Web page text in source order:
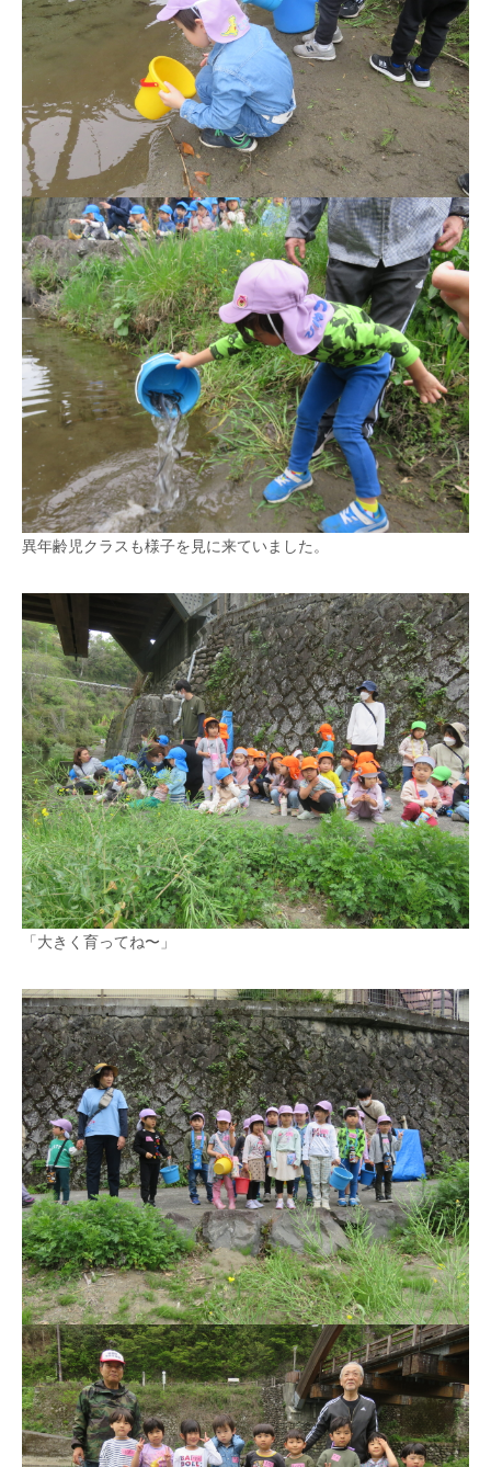
異年齢児クラスも様子を見に来ていました。
「大きく育ってね〜」